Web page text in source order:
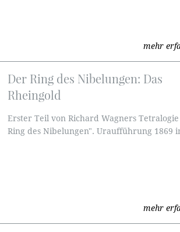
mehr
Der Ring des Nibelungen: Das
Rheingold
Erster Teil von Richard Wagners
Ring des Nibelungen". Uraufführung 1869
mehr